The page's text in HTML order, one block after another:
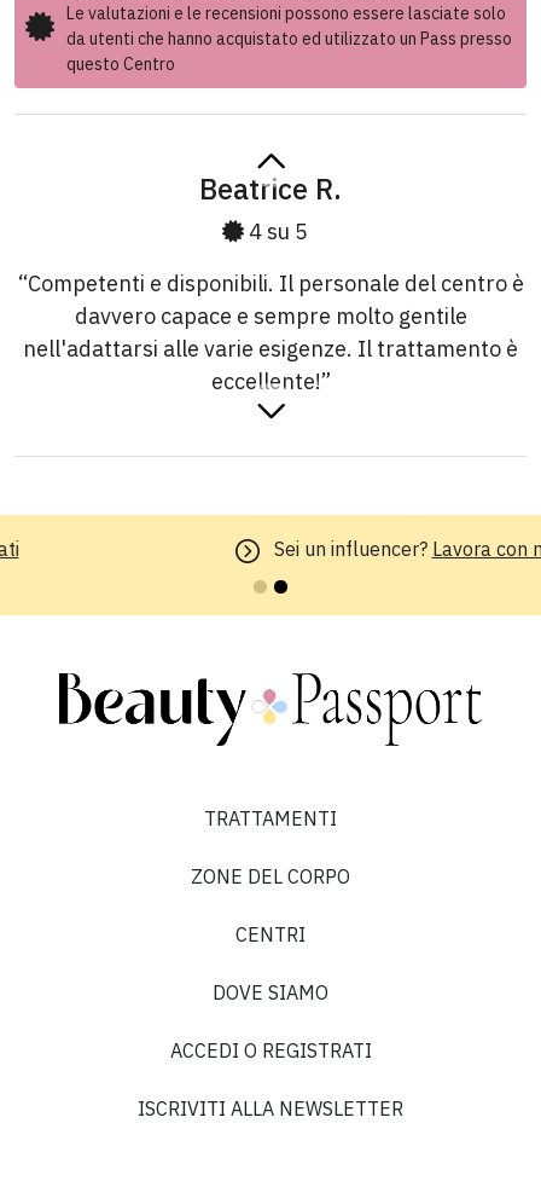
Le valutazioni e le recensioni possono essere lasciate solo
da utenti che hanno acquistato ed utilizzato un Pass presso
questo Centro
Beatrice R.
4 su 5
“Competenti e disponibili. Il personale del centro è
davvero capace e sempre molto gentile
nell'adattarsi alle varie esigenze. Il trattamento è
eccellente!”
Cristina O.
5 su 5
“Eccellente trattamento e massima correttezza da
Roma e mi sono trovata splendidamente.”
5 su 5
“”
Anna C.
Sei un influencer?Lavora con noi
TRATTAMENTI
ZONE DEL CORPO
CENTRI
DOVE SIAMO
ACCEDI O REGISTRATI
ISCRIVITI ALLA NEWSLETTER